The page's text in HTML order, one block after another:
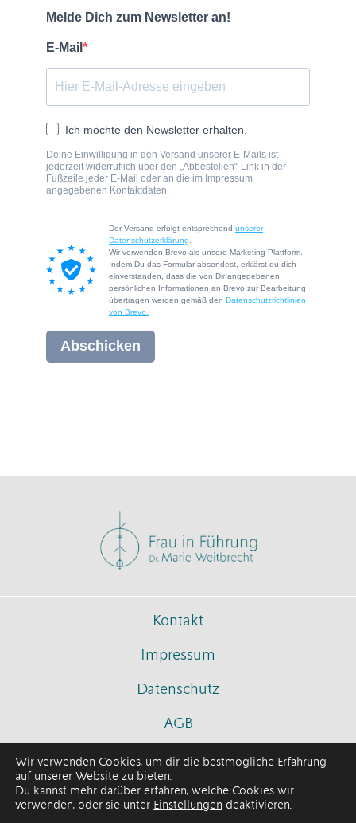
Melde Dich zum Newsletter an!
E-Mail
Ich möchte den Newsletter erhalten.
Deine Einwilligung in den Versand unserer E-Mails ist
jederzeit widerruflich über den „Abbestellen“-Link in der
Fußzeile jeder E-Mail oder an die im Impressum
angegebenen Kontaktdaten.
Der Versand erfolgt entsprechend unserer
Datenschutzerklärung
Wir verwenden Brevo als unsere Marketing-Plattform.
Indem Du das Formular absendest, erklärst du dich
einverstanden, dass die von Dir angegebenen
persönlichen Informationen an Brevo zur Bearbeitung
übertragen werden gemäß den Datenschutzrichtlinien
von Brevo.
Abschicken
Kontakt
Impressum
Datenschutz
AGB
© 2026 Frau in Führung
Wir verwenden Cookies, um dir die bestmögliche Erfahrung
auf unserer Website zu bieten.
Du kannst mehr darüber erfahren, welche Cookies wir
verwenden, oder sie unter Einstellungen deaktivieren.